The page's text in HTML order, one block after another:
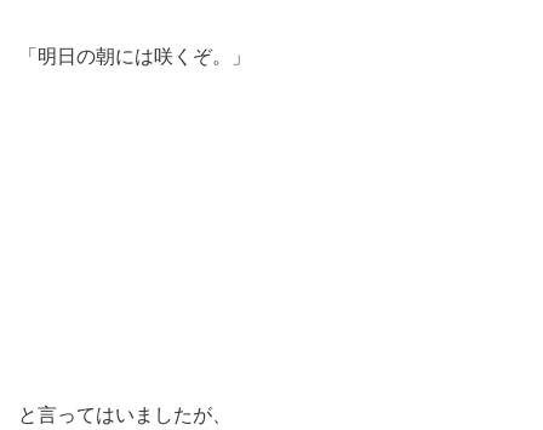
「明日の朝には咲くぞ。」
と言ってはいましたが、